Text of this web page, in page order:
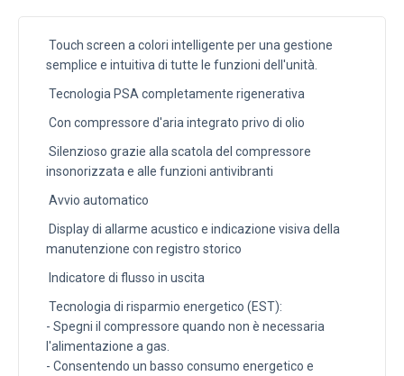
Touch screen a colori intelligente per una gestione
semplice e intuitiva di tutte le funzioni dell'unità.
Tecnologia PSA completamente rigenerativa
Con compressore d'aria integrato privo di olio
Silenzioso grazie alla scatola del compressore
insonorizzata e alle funzioni antivibranti
Avvio automatico
Display di allarme acustico e indicazione visiva della
manutenzione con registro storico
Indicatore di flusso in uscita
Tecnologia di risparmio energetico (EST):
- Spegni il compressore quando non è necessaria
l'alimentazione a gas.
- Consentendo un basso consumo energetico e